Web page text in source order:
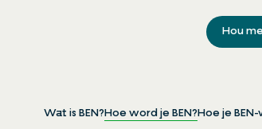
Hou
Wat is BEN?Hoe word je BEN?Hoe je